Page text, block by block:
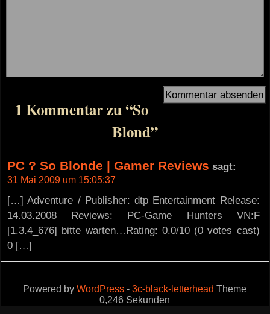
1 Kommentar zu “So
Blond”
PC ? So Blonde | Gamer Reviews sagt:
31 Mai 2009 um 15:05:37
[…] Adventure / Publisher: dtp Entertainment Release:
14.03.2008 Reviews: PC-Game Hunters VN:F
[1.3.4_676] bitte warten…Rating: 0.0/10 (0 votes cast)
0 […]
Powered byWordPress -3c-black-letterhead Theme
0,246 Sekunden